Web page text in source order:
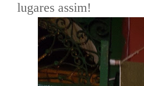
lugares assim!